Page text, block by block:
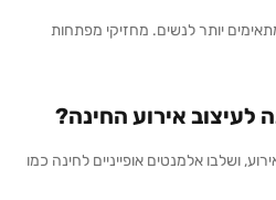
יותר לנשים. מחזיקי מפתחות
אירוע החינה?
ושלבו אלמנטים אופייניים לחינה כמו